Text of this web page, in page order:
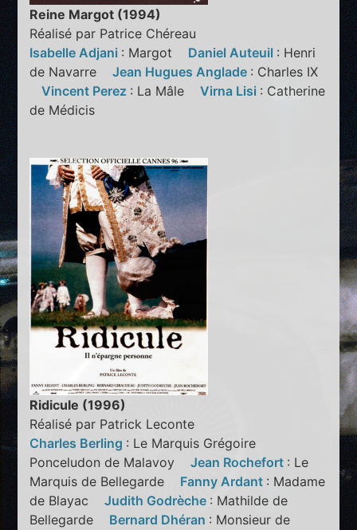
Reine Margot (1994)
Réalisé par Patrice Chéreau
Isabelle Adjani : Margot Daniel Auteuil : Henri
de NavarreJean Hugues Anglade : Charles IX
Vincent Perez : La MâleVirna Lisi : Catherine
de Médicis
Ridicule (1996)
Réalisé par Patrick Leconte
Charles Berling : Le Marquis Grégoire
Ponceludon de MalavoyJean Rochefort : Le
Marquis de Bellegarde Fanny Ardant : Madame
de BlayacJudith Godrèche : Mathilde de
Bellegarde Bernard Dhéran : Monsieur de